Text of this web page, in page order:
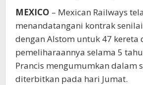
MEXICO – Mexican Railways
menandatangani kontrak
dengan Alstom untuk 47 kereta
pemeliharaannya selama 5
Prancis mengumumkan dalam
diterbitkan pada hari Jumat.